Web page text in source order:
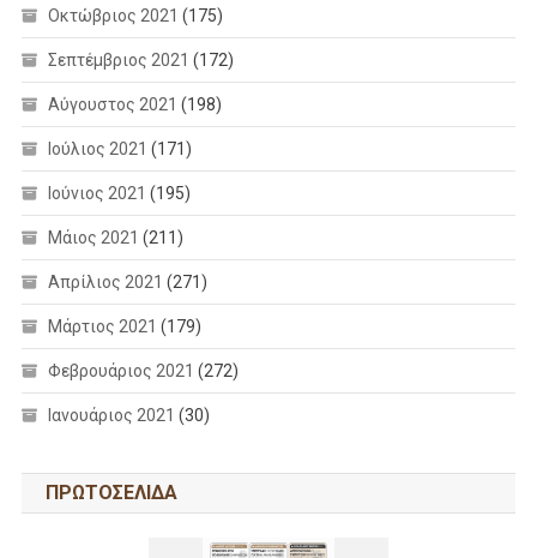
Οκτώβριος 2021 (175)
Σεπτέμβριος 2021 (172)
Αύγουστος 2021 (198)
Ιούλιος 2021 (171)
Ιούνιος 2021 (195)
Μάιος 2021 (211)
Απρίλιος 2021 (271)
Μάρτιος 2021 (179)
Φεβρουάριος 2021 (272)
Ιανουάριος 2021 (30)
ΠΡΩΤΟΣΕΛΙΔΑ